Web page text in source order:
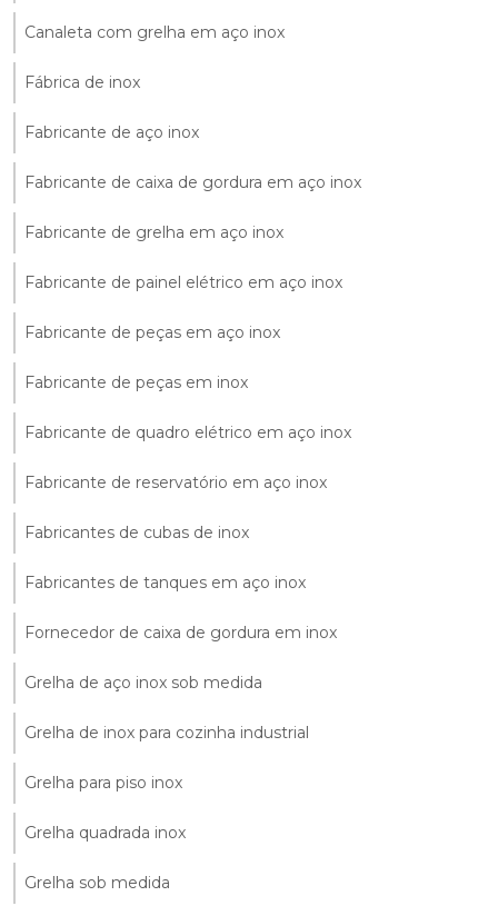
Canaleta com grelha em aço inox
Fábrica de inox
Fabricante de aço inox
Fabricante de caixa de gordura em aço inox
Fabricante de grelha em aço inox
Fabricante de painel elétrico em aço inox
Fabricante de peças em aço inox
Fabricante de peças em inox
Fabricante de quadro elétrico em aço inox
Fabricante de reservatório em aço inox
Fabricantes de cubas de inox
Fabricantes de tanques em aço inox
Fornecedor de caixa de gordura em inox
Grelha de aço inox sob medida
Grelha de inox para cozinha industrial
Grelha para piso inox
Grelha quadrada inox
Grelha sob medida